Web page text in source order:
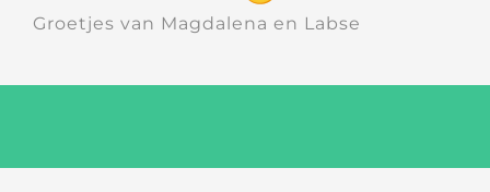
Groetjes van Magdalena en Labse